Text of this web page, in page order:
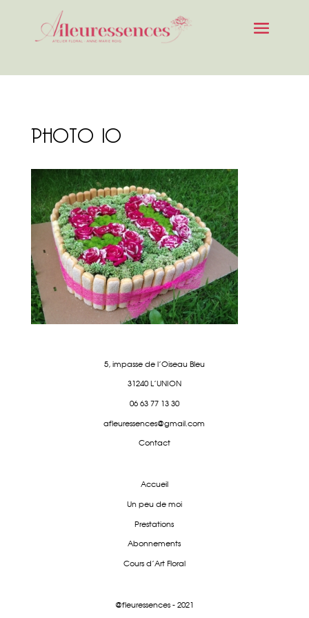
PHOTO 10
5, impasse de l'Oiseau Bleu
31240 L'UNION
06 63 77 13 30
afleuressences@gmail.com
Contact
Accueil
Un peu de moi
Prestations
Abonnements
Cours d'Art Floral
@fleuressences - 2021